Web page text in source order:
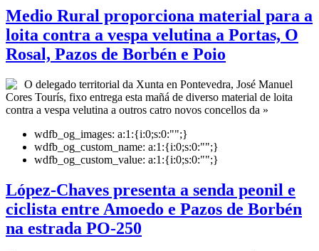
Medio Rural proporciona material para a
loita contra a vespa velutina a Portas, O
Rosal, Pazos de Borbén e Poio
O delegado territorial da Xunta en Pontevedra, José Manuel
Cores Tourís, fixo entrega esta mañá de diverso material de loita
contra a vespa velutina a outros catro novos concellos da »
wdfb_og_images: a:1:{i:0;s:0:"";}
wdfb_og_custom_name: a:1:{i:0;s:0:"";}
wdfb_og_custom_value: a:1:{i:0;s:0:"";}
López-Chaves presenta a senda peonil e
ciclista entre Amoedo e Pazos de Borbén
na estrada PO-250